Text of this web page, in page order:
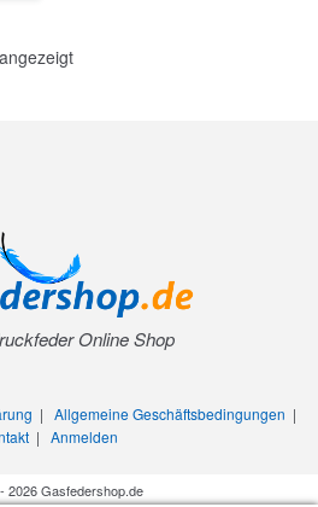
Online Shop
| Allgemeine Geschäftsbedingungen |
| Anmelden
2026 Gasfedershop.de